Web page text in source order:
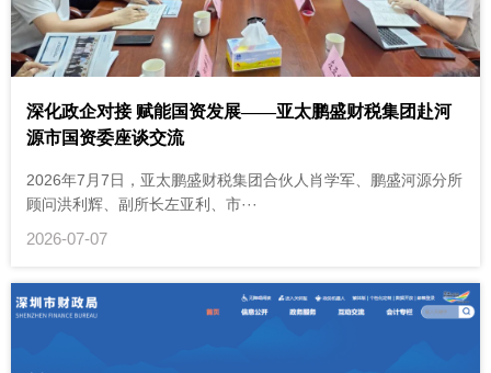
深化政企对接 赋能国资发展——亚太鹏盛财税集团赴河
源市国资委座谈交流
2026年7月7日，亚太鹏盛财税集团合伙人肖学军、鹏盛河源分所
顾问洪利辉、副所长左亚利、市···
2026-07-07